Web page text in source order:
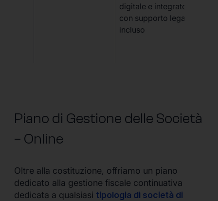
digitale e integrato,
con supporto legale
incluso
Piano di Gestione delle Società
– Online
Oltre alla costituzione, offriamo un piano
dedicato alla gestione fiscale continuativa
dedicata a qualsiasi tipologia di società di